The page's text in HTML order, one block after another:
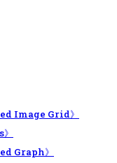
Image Grid》
Graph》